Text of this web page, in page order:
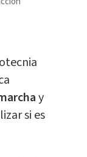
y
si es